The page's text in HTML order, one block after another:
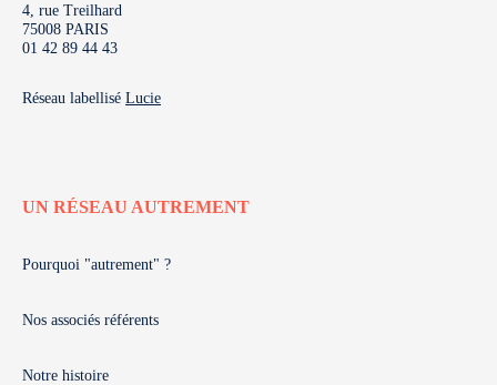
4, rue Treilhard
75008 PARIS
01 42 89 44 43
Réseau labellisé Lucie
UN RÉSEAU AUTREMENT
Pourquoi "autrement" ?
Nos associés référents
Notre histoire